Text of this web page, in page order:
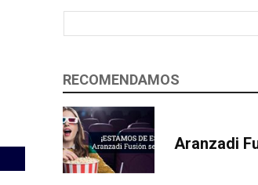
RECOMENDAMOS
Aranzadi